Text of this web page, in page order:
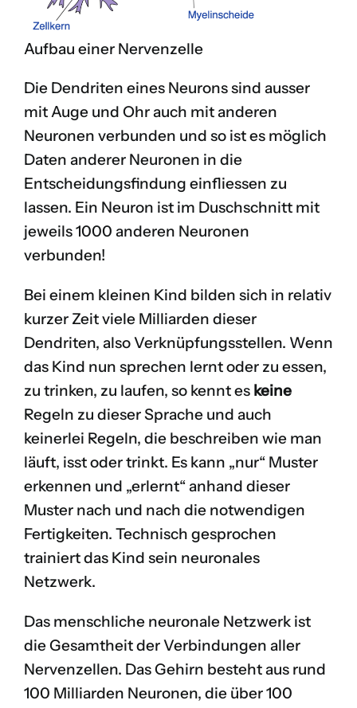
Aufbau einer Nervenzelle
Die Dendriten eines Neurons sind ausser
mit Auge und Ohr auch mit anderen
Neuronen verbunden und so ist es möglich
Daten anderer Neuronen in die
Entscheidungsfindung einfliessen zu
lassen. Ein Neuron ist im Duschschnitt mit
jeweils 1000 anderen Neuronen
verbunden!
Bei einem kleinen Kind bilden sich in relativ
kurzer Zeit viele Milliarden dieser
Dendriten, also Verknüpfungsstellen. Wenn
das Kind nun sprechen lernt oder zu essen,
zu trinken, zu laufen, so kennt es keine
Regeln zu dieser Sprache und auch
keinerlei Regeln, die beschreiben wie man
läuft, isst oder trinkt. Es kann „nur“ Muster
erkennen und „erlernt“ anhand dieser
Muster nach und nach die notwendigen
Fertigkeiten. Technisch gesprochen
trainiert das Kind sein neuronales
Netzwerk.
Das menschliche neuronale Netzwerk ist
die Gesamtheit der Verbindungen aller
Nervenzellen. Das Gehirn besteht aus rund
100 Milliarden Neuronen, die über 100